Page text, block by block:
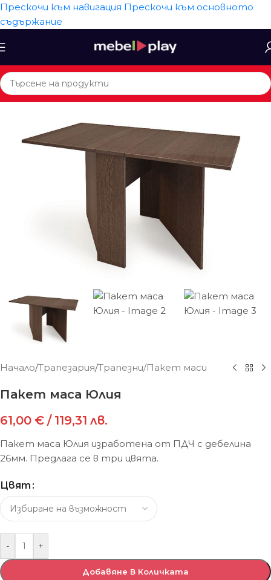
Прескочи към навигация Прескочи към основното
съдържание
Начало/Трапезария/Трапезни/Пакет маси
Пакет маса Юлия
61,00 € / 119,31 лв.
Пакет маса Юлия изработена от ПДЧ с дебелина
26мм. Предлага се в три цвята.
Цвят
- +
Добавяне В Количката